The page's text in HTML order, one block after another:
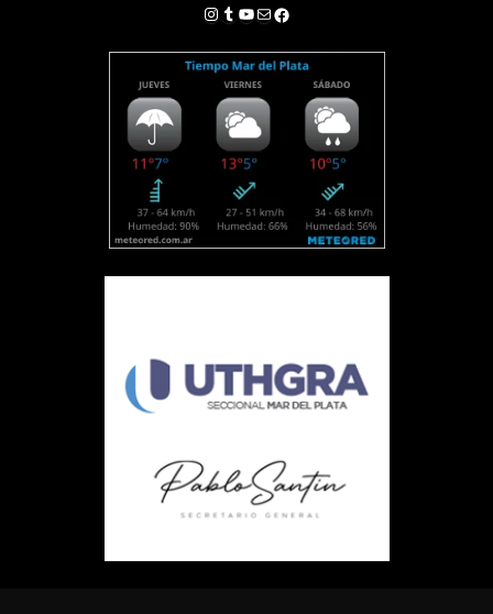
Instagram
Tumblr
YouTube
Correo electrónico
Facebook